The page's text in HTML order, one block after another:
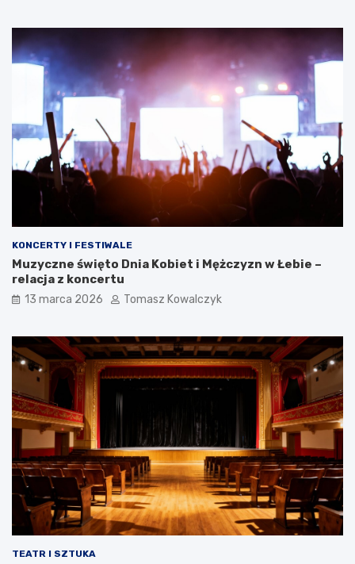
KONCERTY I FESTIWALE
Muzyczne święto Dnia Kobiet i Mężczyzn w Łebie –
relacja z koncertu
13 marca 2026 Tomasz Kowalczyk
TEATR I SZTUKA